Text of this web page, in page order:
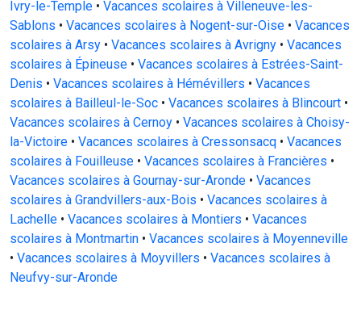
Ivry-le-Temple • Vacances scolaires à Villeneuve-les-
Sablons • Vacances scolaires à Nogent-sur-Oise • Vacances
scolaires à Arsy • Vacances scolaires à Avrigny • Vacances
scolaires à Épineuse • Vacances scolaires à Estrées-Saint-
Denis • Vacances scolaires à Hémévillers • Vacances
scolaires à Bailleul-le-Soc • Vacances scolaires à Blincourt •
Vacances scolaires à Cernoy • Vacances scolaires à Choisy-
la-Victoire • Vacances scolaires à Cressonsacq • Vacances
scolaires à Fouilleuse • Vacances scolaires à Francières •
Vacances scolaires à Gournay-sur-Aronde • Vacances
scolaires à Grandvillers-aux-Bois • Vacances scolaires à
Lachelle • Vacances scolaires à Montiers • Vacances
scolaires à Montmartin • Vacances scolaires à Moyenneville
• Vacances scolaires à Moyvillers • Vacances scolaires à
Neufvy-sur-Aronde